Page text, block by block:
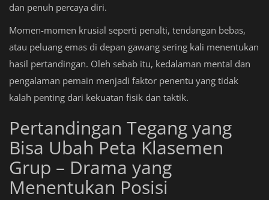
dan penuh percaya diri.
Momen-momen krusial seperti penalti, tendangan bebas,
atau peluang emas di depan gawang sering kali menentukan
hasil pertandingan. Oleh sebab itu, kedalaman mental dan
pengalaman pemain menjadi faktor penentu yang tidak
kalah penting dari kekuatan fisik dan taktik.
Pertandingan Tegang yang
Bisa Ubah Peta Klasemen
Grup – Drama yang
Menentukan Posisi